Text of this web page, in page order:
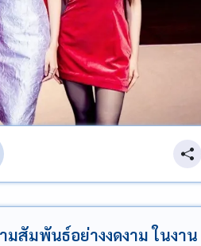
สัมพันธ์อย่างงดงาม ในงาน